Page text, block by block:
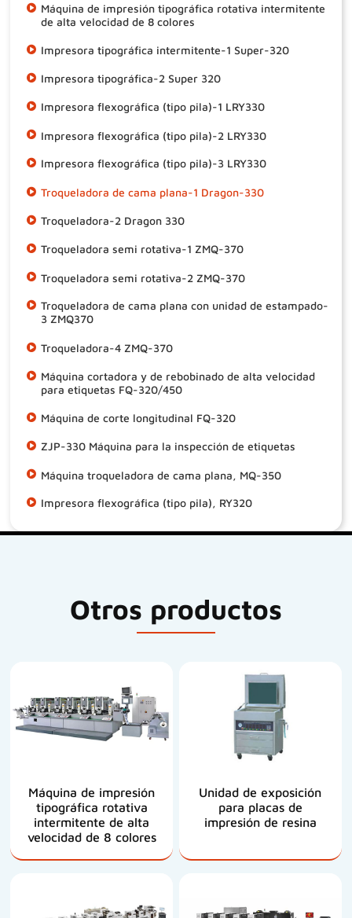
Máquina de impresión tipográfica rotativa intermitente
de alta velocidad de 8 colores
Impresora tipográfica intermitente-1 Super-320
Impresora tipográfica-2 Super 320
Impresora flexográfica (tipo pila)-1 LRY330
Impresora flexográfica (tipo pila)-2 LRY330
Impresora flexográfica (tipo pila)-3 LRY330
Troqueladora de cama plana-1 Dragon-330
Troqueladora-2 Dragon 330
Troqueladora semi rotativa-1 ZMQ-370
Troqueladora semi rotativa-2 ZMQ-370
Troqueladora de cama plana con unidad de estampado-
3 ZMQ370
Troqueladora-4 ZMQ-370
Máquina cortadora y de rebobinado de alta velocidad
para etiquetas FQ-320/450
Máquina de corte longitudinal FQ-320
ZJP-330 Máquina para la inspección de etiquetas
Máquina troqueladora de cama plana, MQ-350
Impresora flexográfica (tipo pila), RY320
Otros productos
Máquina de impresión
tipográfica rotativa
intermitente de alta
velocidad de 8 colores
Unidad de exposición
para placas de
impresión de resina